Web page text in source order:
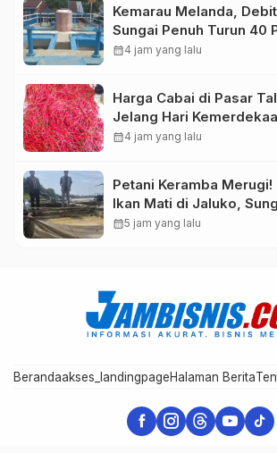
Kemarau Melanda,
Sungai Penuh Turun 40
Distribusi Pelanggan
calendar_month4 jam yang lalu
Harga Cabai di Pasar
Jelang Hari
Persen
calendar_month4 jam yang lalu
Petani Keramba Merugi!
Ikan Mati di Jaluko,
Makin Sekarat
calendar_month5 jam yang lalu
Berandaakses_landingpageHalaman Berita